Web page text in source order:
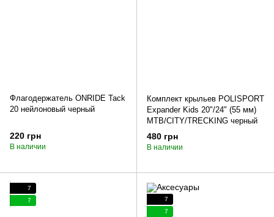
Флагодержатель ONRIDE Tack
20 нейлоновый черный
220 грн
В наличии
Комплект крыльев POLISPORT
Expander Kids 20"/24" (55 мм)
MTB/CITY/TRECKING черный
480 грн
В наличии
7
7
7
7